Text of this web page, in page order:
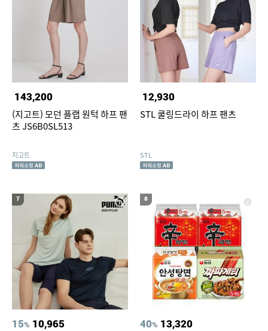
143,200
(지고트) 모던 플랩 원턱 하프 팬
츠 JS6B0SL513
지고트
12,930
STL 쿨링드라이 하프 팬츠
STL
7
15% 10,965
8
40% 13,320